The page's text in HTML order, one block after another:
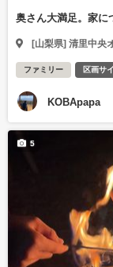
奥さん大満足。家
[山梨県] 清里中央
ファミリー 区画サ
KOBApapa
5